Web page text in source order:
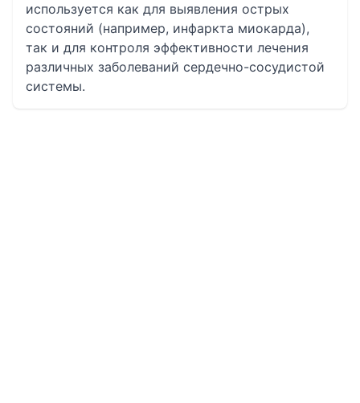
используется как для выявления острых
состояний (например, инфаркта миокарда),
так и для контроля эффективности лечения
различных заболеваний сердечно-сосудистой
системы.